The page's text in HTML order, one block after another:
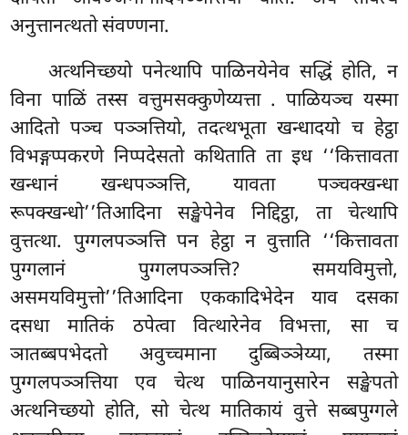
अनुत्तानत्थतो संवण्णना.
अत्थनिच्छयो पनेत्थापि पाळिनयेनेव सद्धिं होति, न
विना पाळिं तस्स वत्तुमसक्कुणेय्यत्ता . पाळियञ्च यस्मा
आदितो पञ्च पञ्ञत्तियो, तदत्थभूता खन्धादयो च हेट्ठा
विभङ्गप्पकरणे निप्पदेसतो कथिताति ता इध ‘‘कित्तावता
खन्धानं खन्धपञ्ञत्ति, यावता पञ्चक्खन्धा
रूपक्खन्धो’’तिआदिना सङ्खेपेनेव निद्दिट्ठा, ता चेत्थापि
वुत्तत्था. पुग्गलपञ्ञत्ति पन हेट्ठा न वुत्ताति ‘‘कित्तावता
पुग्गलानं पुग्गलपञ्ञत्ति? समयविमुत्तो,
असमयविमुत्तो’’तिआदिना एककादिभेदेन याव दसका
दसधा मातिकं ठपेत्वा वित्थारेनेव विभत्ता, सा च
ञातब्बपभेदतो अवुच्चमाना दुब्बिञ्ञेय्या, तस्मा
पुग्गलपञ्ञत्तिया एव चेत्थ पाळिनयानुसारेन सङ्खेपतो
अत्थनिच्छयो होति, सो चेत्थ मातिकायं वुत्ते सब्बपुग्गले